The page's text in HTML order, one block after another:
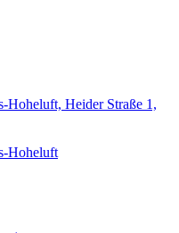
Hoheluft, Heider Straße 1,
Hoheluft